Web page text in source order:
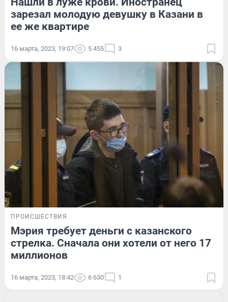
зарезал молодую девушку в Казани в
ее же квартире
16 марта, 2023, 19:07 5 455 3
ПРОИСШЕСТВИЯ
Мэрия требует деньги с казанского
стрелка. Сначала они хотели от него 17
миллионов
16 марта, 2023, 18:42 6 630 1